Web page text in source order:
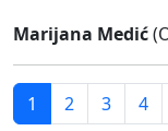
Marijana Medić
1 2 3 4